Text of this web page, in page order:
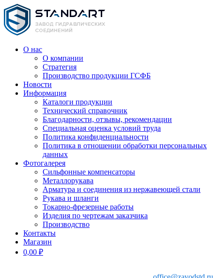
О нас
О компании
Стратегия
Производство продукции ГСФБ
Новости
Информация
Каталоги продукции
Технический справочник
Благодарности, отзывы, рекомендации
Специальная оценка условий труда
Политика конфиденциальности
Политика в отношении обработки персональных
данных
Фотогалерея
Сильфонные компенсаторы
Металлорукава
Арматура и соединения из нержавеющей стали
Рукава и шланги
Токарно-фрезерные работы
Изделия по чертежам заказчика
Производство
Контакты
Магазин
0,00 ₽